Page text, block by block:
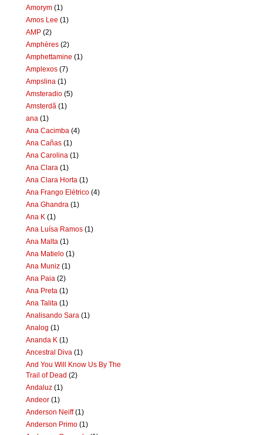
Amorym (1)
Amos Lee (1)
AMP (2)
Amphères (2)
Amphettamine (1)
Amplexos (7)
Ampslina (1)
Amsteradio (5)
Amsterdã (1)
ana (1)
Ana Cacimba (4)
Ana Cañas (1)
Ana Carolina (1)
Ana Clara (1)
Ana Clara Horta (1)
Ana Frango Elétrico (4)
Ana Ghandra (1)
Ana K (1)
Ana Luísa Ramos (1)
Ana Malta (1)
Ana Matielo (1)
Ana Muniz (1)
Ana Paia (2)
Ana Preta (1)
Ana Talita (1)
Analisando Sara (1)
Analog (1)
Ananda K (1)
Ancestral Diva (1)
And You Will Know Us By The
Trail of Dead (2)
Andaluz (1)
Andeor (1)
Anderson Neiff (1)
Anderson Primo (1)